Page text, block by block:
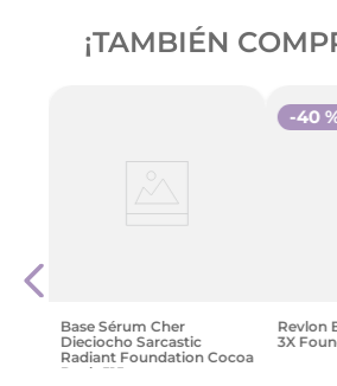
¡TAMBIÉN
Base Sérum Cher
Dieciocho Sarcastic
Radiant Foundation Cocoa
Dusk 515
Revlon
3X
-40